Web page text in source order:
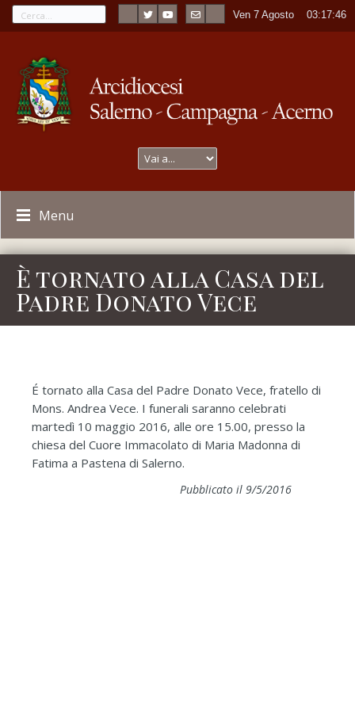
Ven 7 Agosto ----03:17:46
Menu
È tornato alla Casa del
Padre Donato Vece
É tornato alla Casa del Padre Donato Vece, fratello di
Mons. Andrea Vece. I funerali saranno celebrati
martedì 10 maggio 2016, alle ore 15.00, presso la
chiesa del Cuore Immacolato di Maria Madonna di
Fatima a Pastena di Salerno.
Pubblicato il 9/5/2016